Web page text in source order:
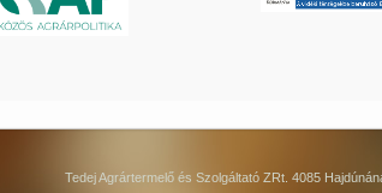
Tedej Agrártermelő és Szolgáltató ZRt. 4085